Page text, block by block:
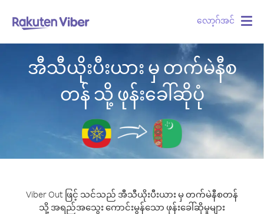
လော့ဂ်အင်
အီသီယိုးပီးယား မှ တက်မဲနီစ
တန် သို့ ဖုန်းခေါ်ဆိုပုံ
Viber Out ဖြင့် သင်သည် အီသီယိုးပီးယား မှ တက်မဲနီစတန်
သို့ အရည်အသွေး ကောင်းမွန်သော ဖုန်းခေါ်ဆိုမှုများ